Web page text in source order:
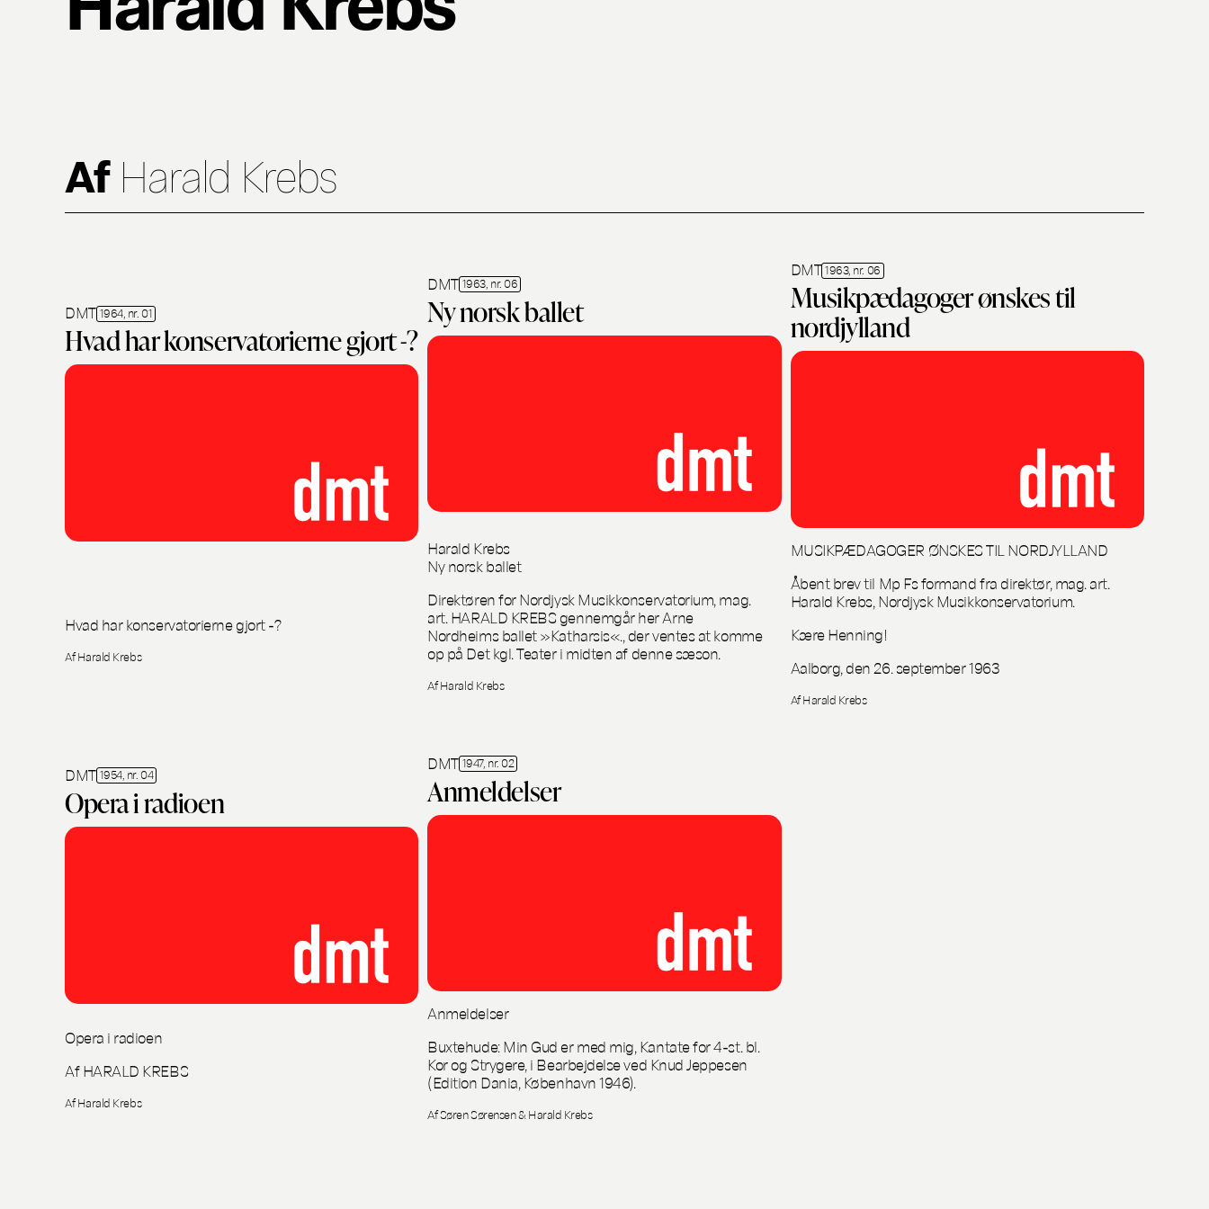
Af Harald Krebs
DMT 1964, nr. 01
Hvad har konservatorierne gjort -?
Hvad har konservatorierne gjort -?
Af Harald Krebs
DMT 1963, nr. 06
Ny norsk ballet
Harald Krebs
Ny norsk ballet
Direktøren for Nordjysk Musikkonservatorium, mag.
art. HARALD KREBS gennemgår her Arne
Nordheims ballet »Katharsis«., der ventes at komme
op på Det kgl. Teater i midten af denne sæson.
Af Harald Krebs
DMT 1963, nr. 06
Musikpædagoger ønskes til
nordjylland
MUSIKPÆDAGOGER ØNSKES TIL NORDJYLLAND
Åbent brev til Mp Fs formand fra direktør, mag. art.
Harald Krebs, Nordjysk Musikkonservatorium.
Kære Henning!
Aalborg, den 26. september 1963
Af Harald Krebs
DMT 1954, nr. 04
Opera i radioen
Opera i radioen
Af HARALD KREBS
Af Harald Krebs
DMT 1947, nr. 02
Anmeldelser
Anmeldelser
Buxtehude: Min Gud er med mig, Kantate for 4-st. bl.
Kor og Strygere, i Bearbejdelse ved Knud Jeppesen
(Edition Dania, København 1946).
Af Søren Sørensen & Harald Krebs